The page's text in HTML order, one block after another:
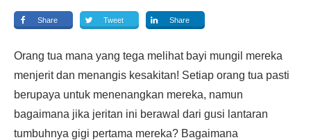
Share Tweet Share
Orang tua mana yang tega melihat bayi mungil mereka
menjerit dan menangis kesakitan! Setiap orang tua pasti
berupaya untuk menenangkan mereka, namun
bagaimana jika jeritan ini berawal dari gusi lantaran
tumbuhnya gigi pertama mereka? Bagaimana